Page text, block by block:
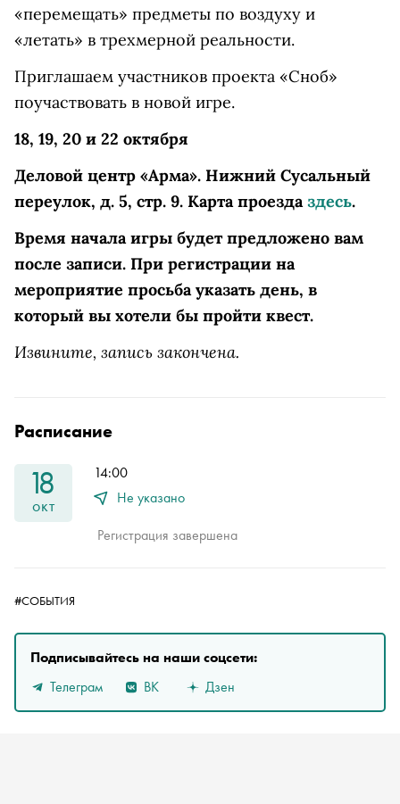
«перемещать» предметы по воздуху и
«летать» в трехмерной реальности.
Приглашаем участников проекта «Сноб»
поучаствовать в новой игре.
18, 19, 20 и 22 октября
Деловой центр «Арма». Нижний Сусальный
переулок, д. 5, стр. 9. Карта проездаздесь.
Время начала игры будет предложено вам
после записи. При регистрации на
мероприятие просьба указать день, в
который вы хотели бы пройти квест.
Извините, запись закончена.
Расписание
18
окт
14:00
Не указано
Регистрация завершена
#СОБЫТИЯ
Подписывайтесь на наши соцсети:
Телеграм
ВК Дзен